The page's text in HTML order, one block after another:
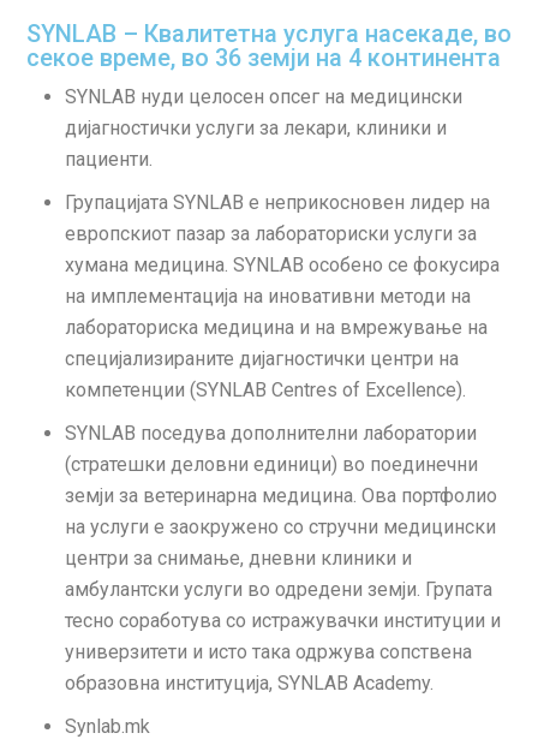
SYNLAB – Квалитетна услуга насекаде, во
секое време, во 36 земји на 4 континента
SYNLAB нуди целосен опсег на медицински
дијагностички услуги за лекари, клиники и
пациенти.
Групацијата SYNLAB е неприкосновен лидер на
европскиот пазар за лабораториски услуги за
хумана медицина. SYNLAB особено се фокусира
на имплементација на иновативни методи на
лабораториска медицина и на вмрежување на
специјализираните дијагностички центри на
компетенции (SYNLAB Centres of Excellence).
SYNLAB поседува дополнителни лаборатории
(стратешки деловни единици) во поединечни
земји за ветеринарна медицина. Ова портфолио
на услуги е заокружено со стручни медицински
центри за снимање, дневни клиники и
амбулантски услуги во одредени земји. Групата
тесно соработува со истражувачки институции и
универзитети и исто така одржува сопствена
образовна институција, SYNLAB Academy.
Synlab.mk